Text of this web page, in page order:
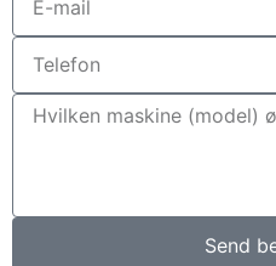
Send